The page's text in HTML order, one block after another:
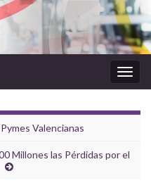
la
Valencianas
Millones las Pérdidas por el